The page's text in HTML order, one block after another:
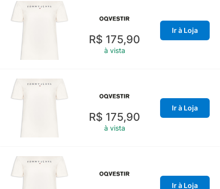
R$ 175,90
à vista
Ir à Loja
R$ 175,90
à vista
Ir à Loja
Ir à Loja